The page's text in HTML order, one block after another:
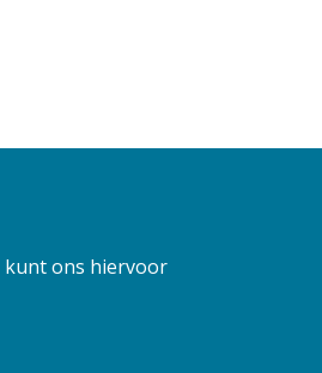
kunt ons hiervoor